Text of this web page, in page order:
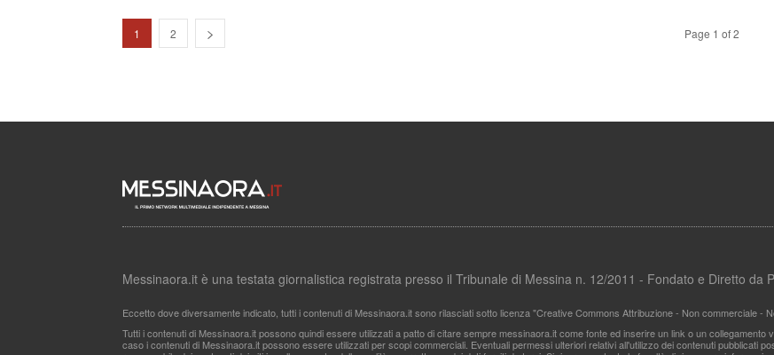
1 2 Page 1 of 2
Messinaora.it è una testata giornalistica registrata presso il Tribunale di Messina n. 12/2011 - Fondato e Diretto da
Eccetto dove diversamente indicato, tutti i contenuti di Messinaora.it sono rilasciati sotto licenza "Creative Commons Attribuzione - Non commerciale -
Tutti i contenuti di Messinaora.it possono quindi essere utilizzati a patto di citare sempre messinaora.it come fonte ed inserire un link o un
caso i contenuti di Messinaora.it possono essere utilizzati per scopi commerciali. Eventuali permessi ulteriori relativi all'utilizzo dei contenuti pubblicati